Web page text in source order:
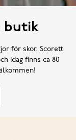
butik
för skor. Scorett
idag finns ca 80